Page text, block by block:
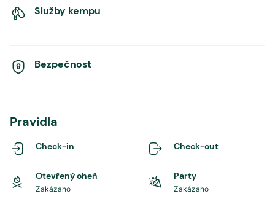
Služby kempu
Bezpečnost
Pravidla
Check-in Check-out
Otevřený oheň
Zakázano
Party
Zakázano